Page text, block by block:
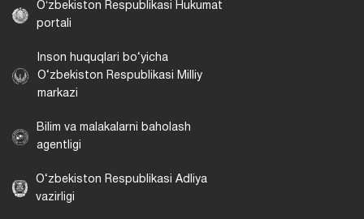
Oʻzbekiston Respublikasi Hukumat
portali
Inson huquqlari bo‘yicha
O‘zbekiston Respublikasi Milliy
markazi
Bilim va malakalarni baholash
agentligi
O‘zbekiston Respublikasi Adliya
vazirligi